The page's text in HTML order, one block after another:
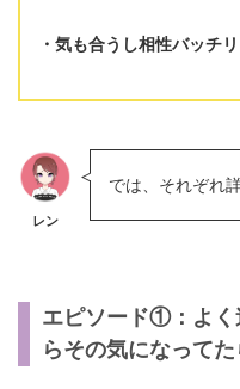
気も合うし相性バッチ
レン
では、それぞれ
エピソード①：よく
らその気になって